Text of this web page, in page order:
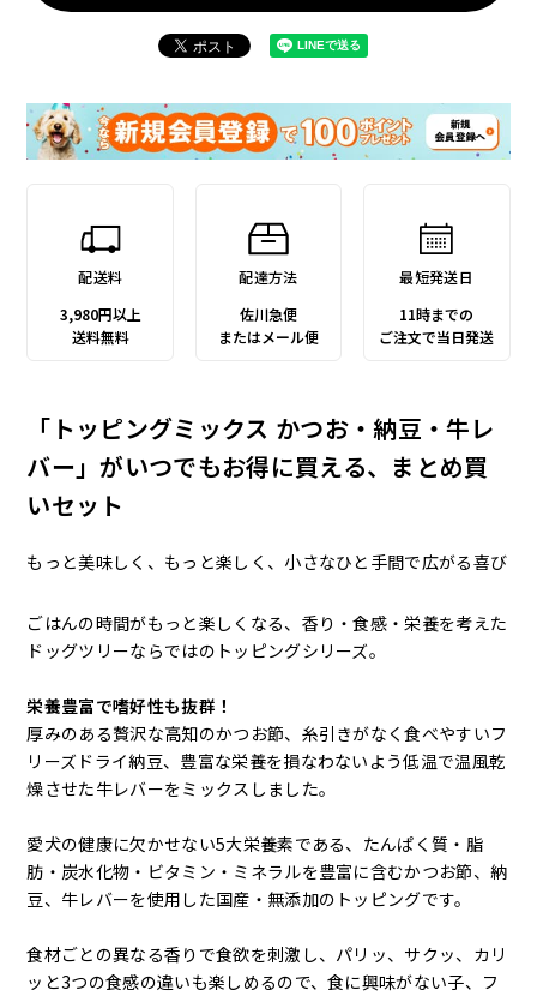
配送料
3,980円以上
送料無料
配達方法
佐川急便
またはメール便
最短発送日
11時までの
ご注文で当日発送
「トッピングミックス かつお・納豆・牛レ
バー」がいつでもお得に買える、まとめ買
いセット
もっと美味しく、もっと楽しく、小さなひと手間で広がる喜び
ごはんの時間がもっと楽しくなる、香り・食感・栄養を考えた
ドッグツリーならではのトッピングシリーズ。
栄養豊富で嗜好性も抜群！
厚みのある贅沢な高知のかつお節、糸引きがなく食べやすいフ
リーズドライ納豆、豊富な栄養を損なわないよう低温で温風乾
燥させた牛レバーをミックスしました。
愛犬の健康に欠かせない5大栄養素である、たんぱく質・脂
肪・炭水化物・ビタミン・ミネラルを豊富に含むかつお節、納
豆、牛レバーを使用した国産・無添加のトッピングです。
食材ごとの異なる香りで食欲を刺激し、パリッ、サクッ、カリ
ッと3つの食感の違いも楽しめるので、食に興味がない子、フ